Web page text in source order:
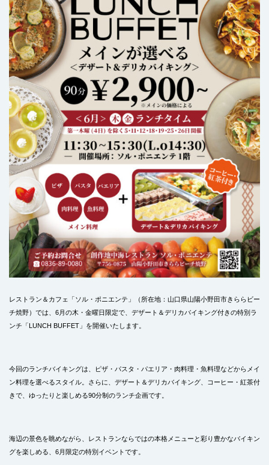
レストラン＆カフェ「ソル・ポニエンテ」（所在地：山口県山陽小野田市きららビー
チ焼野）では、6月の木・金曜日限定で、デザート＆デリカバイキング付きの特別ラ
ンチ「LUNCH BUFFET」を開催いたします。
今回のランチバイキングは、ピザ・パスタ・パエリア・肉料理・魚料理などからメイ
ン料理を選べるスタイル。さらに、デザート＆デリカバイキング、コーヒー・紅茶付
きで、ゆったりと楽しめる90分制のランチ企画です。
海辺の景色を眺めながら、レストランならではの本格メニューと彩り豊かなバイキン
グを楽しめる、6月限定の特別イベントです。